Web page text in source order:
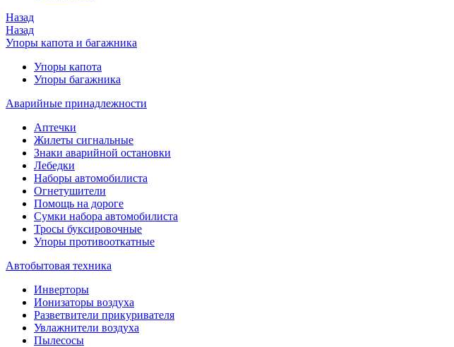
Назад
Назад
Упоры капота и багажника
Упоры капота
Упоры багажника
Аварийные принадлежности
Аптечки
Жилеты сигнальные
Знаки аварийной остановки
Лебедки
Наборы автомобилиста
Огнетушители
Помощь на дороге
Сумки набора автомобилиста
Тросы буксировочные
Упоры противооткатные
Автобытовая техника
Инверторы
Ионизаторы воздуха
Разветвители прикуривателя
Увлажнители воздуха
Пылесосы